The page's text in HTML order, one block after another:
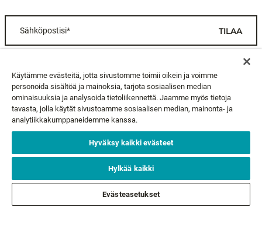
Sähköpostisi* TILAA
ASIAKASPALVELU
TIETOA MEISTÄ
LAKIASIAT
Käytämme evästeitä, jotta sivustomme toimii oikein ja voimme
personoida sisältöä ja mainoksia, tarjota sosiaalisen median
ominaisuuksia ja analysoida tietoliikennettä. Jaamme myös tietoja
tavasta, jolla käytät sivustoamme sosiaalisen median, mainonta- ja
analytiikkakumppaneidemme kanssa.
Hyväksy kaikki evästeet
Hylkää kaikki
Evästeasetukset